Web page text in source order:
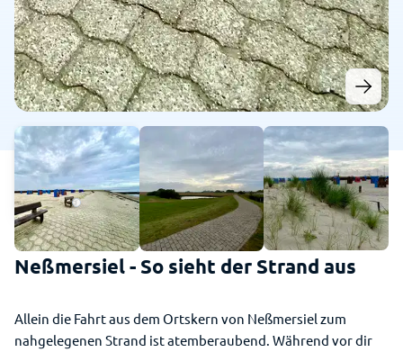
Neßmersiel - So sieht der Strand aus
Allein die Fahrt aus dem Ortskern von Neßmersiel zum
nahgelegenen Strand ist atemberaubend. Während vor dir